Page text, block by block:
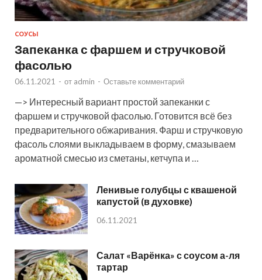
СОУСЫ
Запеканка с фаршем и стручковой
фасолью
06.11.2021 - от admin - Оставьте комментарий
—> Интересный вариант простой запеканки с
фаршем и стручковой фасолью. Готовится всё без
предварительного обжаривания. Фарш и стручковую
фасоль слоями выкладываем в форму, смазываем
ароматной смесью из сметаны, кетчупа и …
Ленивые голубцы с квашеной
капустой (в духовке)
06.11.2021
Салат «Варёнка» с соусом а-ля
тартар